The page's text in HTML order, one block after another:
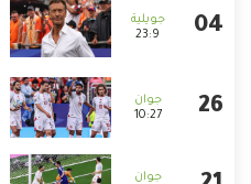
23:9
10:27